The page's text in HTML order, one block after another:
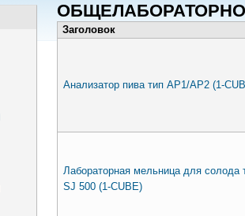
Заголовок
Анализатор пива тип AP1/AP2 (1-
Лабораторная мельница для солода
SJ 500 (1-CUBE)